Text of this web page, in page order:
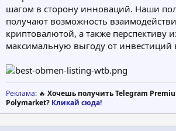
шагом в сторону инноваций. Наши
получают возможность
криптовалютой, а также перспективу
максимальную выгоду от инвестиций
Реклама: 🔥 Хочешь получить Telegram
Polymarket? Кликай сюда!